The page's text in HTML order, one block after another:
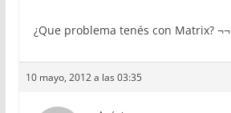
¿Que problema tenés con Matrix? ¬¬
10 mayo, 2012 a las 03:35